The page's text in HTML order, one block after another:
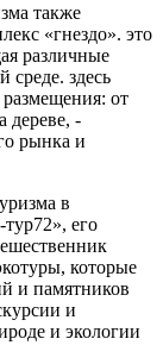
также
«гнездо». это
различные
среде. здесь
от
дереве, -
рынка и
в
его
которые
и памятников
и
и экологии